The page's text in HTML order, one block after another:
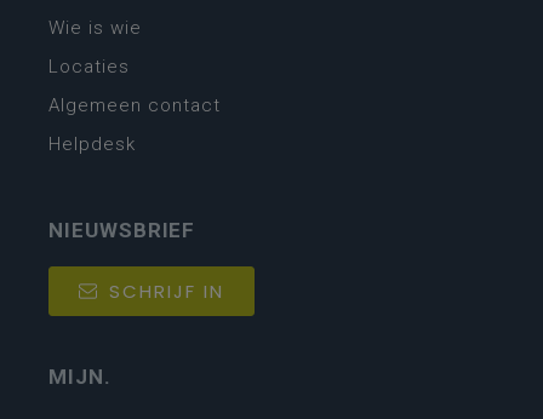
Wie is wie
Locaties
Algemeen contact
Helpdesk
NIEUWSBRIEF
SCHRIJF IN
MIJN.